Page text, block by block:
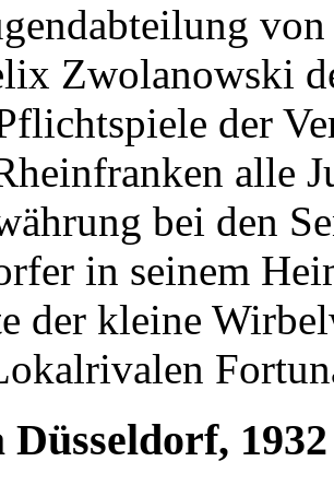
Zwolanowski
der
alle
bei den
in seinem
der kleine